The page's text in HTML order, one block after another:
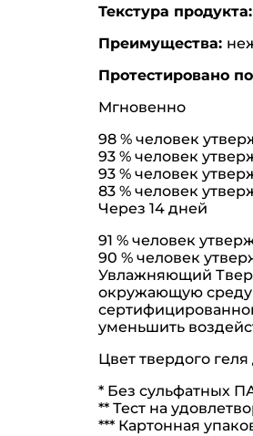
Текстура продукта:
Преимущества:
Протестировано
Мгновенно
98 % человек
93 % человек
93 % человек
83 % человек
Через 14 дней
91 % человек
90 % человек
Увлажняющий
окружающую среду
уменьшить
Цвет твердого
* Без сульфатных
** Тест на
*** Картонная